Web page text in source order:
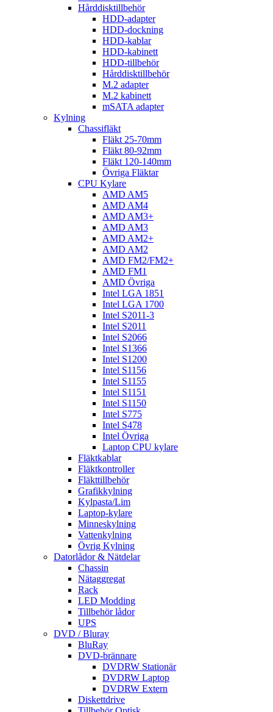
Hårddisktillbehör
HDD-adapter
HDD-dockning
HDD-kablar
HDD-kabinett
HDD-tillbehör
Hårddisktillbehör
M.2 adapter
M.2 kabinett
mSATA adapter
Kylning
Chassifläkt
Fläkt 25-70mm
Fläkt 80-92mm
Fläkt 120-140mm
Övriga Fläktar
CPU Kylare
AMD AM5
AMD AM4
AMD AM3+
AMD AM3
AMD AM2+
AMD AM2
AMD FM2/FM2+
AMD FM1
AMD Övriga
Intel LGA 1851
Intel LGA 1700
Intel S2011-3
Intel S2011
Intel S2066
Intel S1366
Intel S1200
Intel S1156
Intel S1155
Intel S1151
Intel S1150
Intel S775
Intel S478
Intel Övriga
Laptop CPU kylare
Fläktkablar
Fläktkontroller
Fläkttillbehör
Grafikkylning
Kylpasta/Lim
Laptop-kylare
Minneskylning
Vattenkylning
Övrig Kylning
Datorlådor & Nätdelar
Chassin
Nätaggregat
Rack
LED Modding
Tillbehör lådor
UPS
DVD / Bluray
BluRay
DVD-brännare
DVDRW Stationär
DVDRW Laptop
DVDRW Extern
Diskettdrive